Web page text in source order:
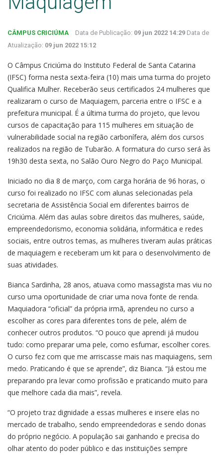
CÂMPUS CRICIÚMA Data de Publicação: 09 jun 2022 14:29 Data de
Atualização: 09 jun 2022 15:12
O Câmpus Criciúma do Instituto Federal de Santa Catarina
(IFSC) forma nesta sexta-feira (10) mais uma turma do projeto
Qualifica Mulher. Receberão seus certificados 24 mulheres que
realizaram o curso de Maquiagem, parceria entre o IFSC e a
prefeitura municipal. É a última turma do projeto, que levou
cursos de capacitação para 115 mulheres em situação de
vulnerabilidade social na região carbonífera, além dos cursos
realizados na região de Tubarão. A formatura do curso será às
19h30 desta sexta, no Salão Ouro Negro do Paço Municipal.
Iniciado no dia 8 de março, com carga horária de 96 horas, o
curso foi realizado no IFSC com alunas selecionadas pela
secretaria de Assistência Social em diferentes bairros de
Criciúma. Além das aulas sobre direitos das mulheres, saúde,
empreendedorismo, economia solidária, informática e redes
sociais, entre outros temas, as mulheres tiveram aulas práticas
de maquiagem e receberam um kit para o desenvolvimento de
suas atividades.
Bianca Sardinha, 28 anos, atuava como massagista mas viu no
curso uma oportunidade de criar uma nova fonte de renda.
Maquiadora “oficial” da própria irmã, aprendeu no curso a
escolher as cores para diferentes tons de pele, além de
conhecer outros produtos. “O pouco que aprendi já mudou
tudo: como preparar uma pele, como esfumar, escolher cores.
O curso fez com que me arriscasse mais nas maquiagens, sem
medo. Praticando é que se aprende”, diz Bianca. “Já estou me
preparando pra levar como profissão e praticando muito para
que melhore cada dia mais”, revela.
“O projeto traz dignidade a essas mulheres e insere elas no
mercado de trabalho, sendo empreendedoras e sendo donas
do próprio negócio. A população sai ganhando e precisa do
olhar atento do poder público e das instituições sempre